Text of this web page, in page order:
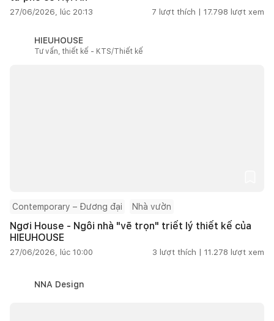
27/06/2026, lúc 20:13 7 lượt thích | 17.798 lượt xem
HIEUHOUSE
Tư vấn, thiết kế - KTS/Thiết kế
Contemporary – Đương đại Nhà vườn
Ngơi House - Ngôi nhà "vẽ trọn" triết lý thiết kế của
HIEUHOUSE
27/06/2026, lúc 10:00 3 lượt thích | 11.278 lượt xem
NNA Design